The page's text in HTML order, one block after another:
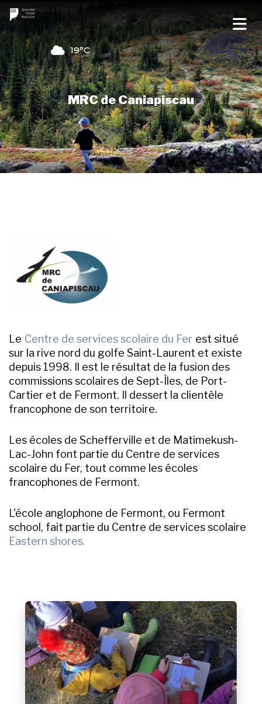
19°C
MRC de Caniapiscau
Crédit : Sylvain Imbeault
Le Centre de services scolaire du Fer est situé
sur la rive nord du golfe Saint-Laurent et existe
depuis 1998. Il est le résultat de la fusion des
commissions scolaires de Sept-Îles, de Port-
Cartier et de Fermont. Il dessert la clientèle
francophone de son territoire.
Les écoles de Schefferville et de Matimekush-
Lac-John font partie du Centre de services
scolaire du Fer, tout comme les écoles
francophones de Fermont.
L'école anglophone de Fermont, ou Fermont
school, fait partie du Centre de services scolaire
Eastern shores.